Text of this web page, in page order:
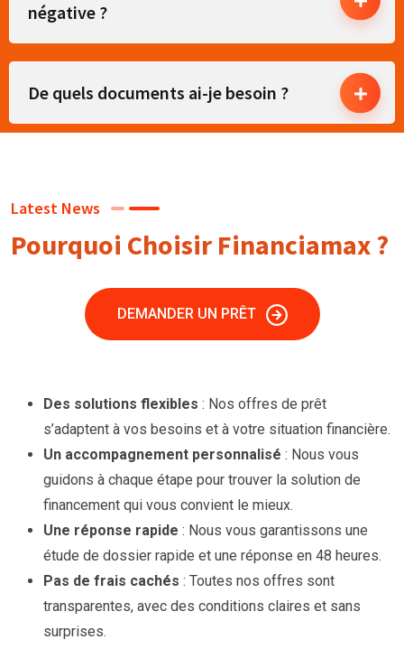
négative ?
De quels documents ai-je besoin ?
Latest News
Pourquoi Choisir Financiamax ?
DEMANDER UN PRÊT
Des solutions flexibles : Nos offres de prêt
s’adaptent à vos besoins et à votre situation financière.
Un accompagnement personnalisé : Nous vous
guidons à chaque étape pour trouver la solution de
financement qui vous convient le mieux.
Une réponse rapide : Nous vous garantissons une
étude de dossier rapide et une réponse en 48 heures.
Pas de frais cachés : Toutes nos offres sont
transparentes, avec des conditions claires et sans
surprises.